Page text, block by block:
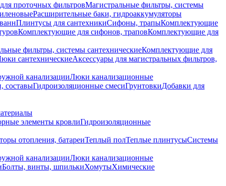
проточных фильтровМагистральные фильтры, системы
Расширительные баки, гидроаккумуляторы
Плинтусы для сантехникиСифоны, трапыКомплектующие
Комплектующие для сифонов, траповКомплектующие для
фильтры, системы сантехническиеКомплектующие для
сантехническиеАксессуары для магистральных фильтров,
канализацииЛюки канализационные
составыГидроизоляционные смесиГрунтовкиДобавки для
элементы кровлиГидроизоляционные
отопления, батареиТеплый полТеплые плинтусыСистемы
канализацииЛюки канализационные
Болты, винты, шпилькиХомутыХимические